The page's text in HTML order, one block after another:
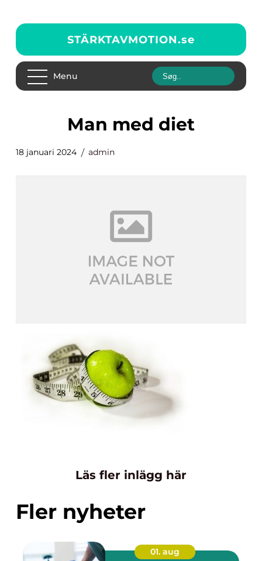
STÄRKTAVMOTION.se
Menu
man med diet
18 januari 2024 admin
Läs fler inlägg här
Fler nyheter
01. aug